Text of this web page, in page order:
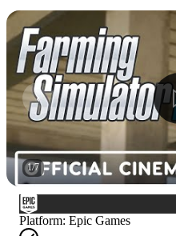
1/7
Platform: Epic Games